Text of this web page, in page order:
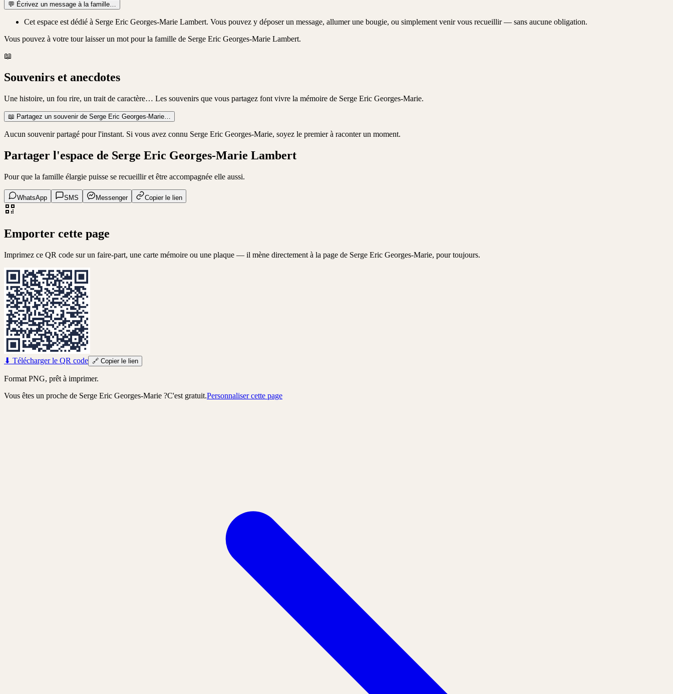
💬 Écrivez un message à la famille…
Cet espace est dédié à Serge Eric Georges-Marie Lambert. Vous pouvez y déposer un message, allumer une bougie, ou simplement venir vous recueillir — sans aucune obligation.
Vous pouvez à votre tour laisser un mot pour la famille de Serge Eric Georges-Marie Lambert.
📖
Souvenirs et anecdotes
Une histoire, un fou rire, un trait de caractère… Les souvenirs que vous partagez font vivre la mémoire de Serge Eric Georges-Marie.
📖 Partagez un souvenir de Serge Eric Georges-Marie…
Aucun souvenir partagé pour l'instant. Si vous avez connu Serge Eric Georges-Marie, soyez le premier à raconter un moment.
Partager l'espace de Serge Eric Georges-Marie Lambert
Pour que la famille élargie puisse se recueillir et être accompagnée elle aussi.
WhatsApp SMS Messenger Copier le lien
Emporter cette page
Imprimez ce QR code sur un faire-part, une carte mémoire ou une plaque — il mène directement à la page de Serge Eric Georges-Marie, pour toujours.
⬇ Télécharger le QR code 🔗 Copier le lien
Format PNG, prêt à imprimer.
Vous êtes un proche de Serge Eric Georges-Marie ?C'est gratuit.Personnaliser cette page